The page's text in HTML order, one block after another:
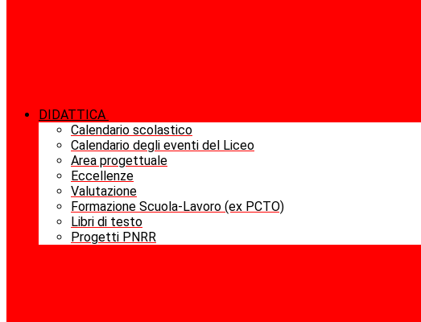
DIDATTICA
Calendario scolastico
Calendario degli eventi del Liceo
Area progettuale
Eccellenze
Valutazione
Formazione Scuola-Lavoro (ex PCTO)
Libri di testo
Progetti PNRR